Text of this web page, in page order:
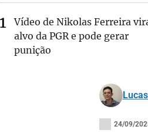
Vídeo de Nikolas Ferreira
alvo da PGR e pode gerar
punição
24/09/